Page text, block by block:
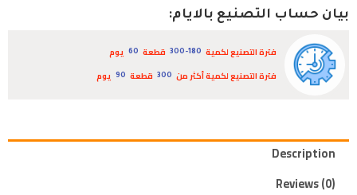
بيان حساب التصنيع بالايام:
فترة التصنيع لكمية 300-180 قطعة 60
يوم
فترة التصنيع لكمية أكثر من
300 قطعة 90 يوم
Description
Reviews (0)